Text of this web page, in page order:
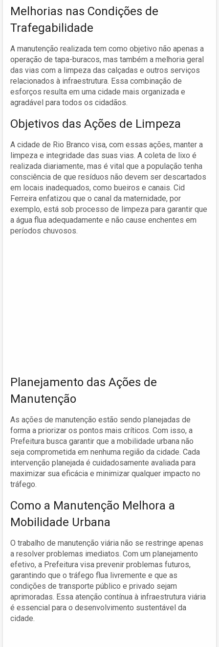
Melhorias nas Condições de
Trafegabilidade
A manutenção realizada tem como objetivo não apenas a
operação de tapa-buracos, mas também a melhoria geral
das vias com a limpeza das calçadas e outros serviços
relacionados à infraestrutura. Essa combinação de
esforços resulta em uma cidade mais organizada e
agradável para todos os cidadãos.
Objetivos das Ações de Limpeza
A cidade de Rio Branco visa, com essas ações, manter a
limpeza e integridade das suas vias. A coleta de lixo é
realizada diariamente, mas é vital que a população tenha
consciência de que resíduos não devem ser descartados
em locais inadequados, como bueiros e canais. Cid
Ferreira enfatizou que o canal da maternidade, por
exemplo, está sob processo de limpeza para garantir que
a água flua adequadamente e não cause enchentes em
períodos chuvosos.
Planejamento das Ações de
Manutenção
As ações de manutenção estão sendo planejadas de
forma a priorizar os pontos mais críticos. Com isso, a
Prefeitura busca garantir que a mobilidade urbana não
seja comprometida em nenhuma região da cidade. Cada
intervenção planejada é cuidadosamente avaliada para
maximizar sua eficácia e minimizar qualquer impacto no
tráfego.
Como a Manutenção Melhora a
Mobilidade Urbana
O trabalho de manutenção viária não se restringe apenas
a resolver problemas imediatos. Com um planejamento
efetivo, a Prefeitura visa prevenir problemas futuros,
garantindo que o tráfego flua livremente e que as
condições de transporte público e privado sejam
aprimoradas. Essa atenção contínua à infraestrutura viária
é essencial para o desenvolvimento sustentável da
cidade.